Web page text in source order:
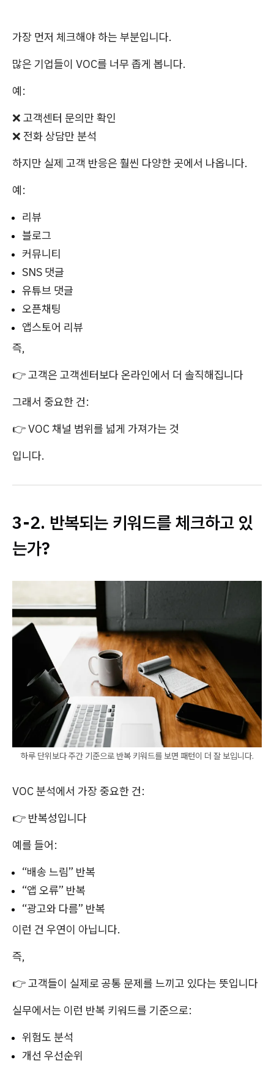
가장 먼저 체크해야 하는 부분입니다.
많은 기업들이 VOC를 너무 좁게 봅니다.
예:
❌ 고객센터 문의만 확인
❌ 전화 상담만 분석
하지만 실제 고객 반응은 훨씬 다양한 곳에서 나옵니다.
예:
리뷰
블로그
커뮤니티
SNS 댓글
유튜브 댓글
오픈채팅
앱스토어 리뷰
즉,
👉 고객은 고객센터보다 온라인에서 더 솔직해집니다
그래서 중요한 건:
👉 VOC 채널 범위를 넓게 가져가는 것
입니다.
3-2. 반복되는 키워드를 체크하고 있
는가?
하루 단위보다 주간 기준으로 반복 키워드를 보면 패턴이 더 잘 보입니다.
VOC 분석에서 가장 중요한 건:
👉 반복성입니다
예를 들어:
“배송 느림” 반복
“앱 오류” 반복
“광고와 다름” 반복
이런 건 우연이 아닙니다.
즉,
👉 고객들이 실제로 공통 문제를 느끼고 있다는 뜻입니다
실무에서는 이런 반복 키워드를 기준으로:
위험도 분석
개선 우선순위